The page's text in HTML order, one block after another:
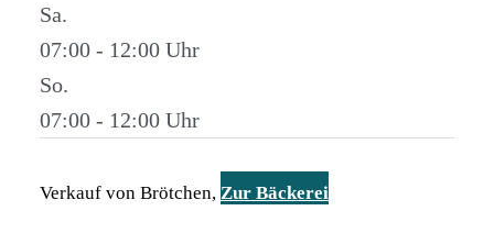
Sa.
07:00 - 12:00
So.
07:00 - 12:00
Verkauf von Brötchen, Zur Bäckerei